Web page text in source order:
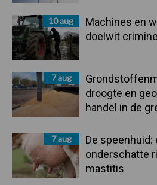
10 aug
Machines en
doelwit
7 aug
droogte en
handel in de
7 aug
De speenhuid:
onderschatte
mastitis